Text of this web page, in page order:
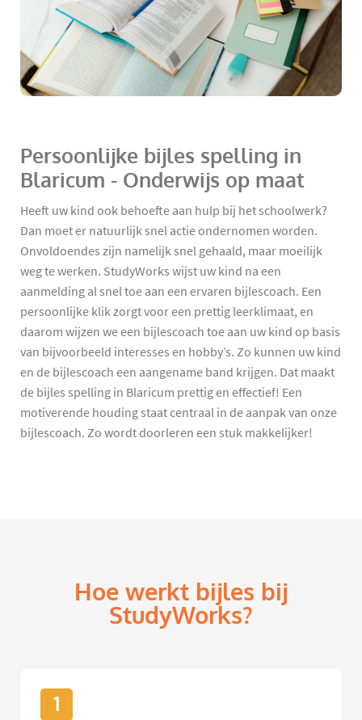
Persoonlijke bijles spelling in
Blaricum - Onderwijs op maat
Heeft uw kind ook behoefte aan hulp bij het schoolwerk?
Dan moet er natuurlijk snel actie ondernomen worden.
Onvoldoendes zijn namelijk snel gehaald, maar moeilijk
weg te werken. StudyWorks wijst uw kind na een
aanmelding al snel toe aan een ervaren bijlescoach. Een
persoonlijke klik zorgt voor een prettig leerklimaat, en
daarom wijzen we een bijlescoach toe aan uw kind op basis
van bijvoorbeeld interesses en hobby’s. Zo kunnen uw kind
en de bijlescoach een aangename band krijgen. Dat maakt
de bijles spelling in Blaricum prettig en effectief! Een
motiverende houding staat centraal in de aanpak van onze
bijlescoach. Zo wordt doorleren een stuk makkelijker!
Hoe werkt bijles bij
StudyWorks?
1